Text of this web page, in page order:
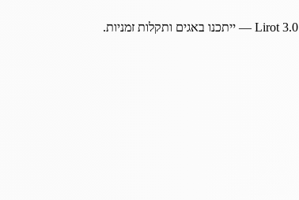
Lirot 3.0 — ייתכנו באגים ותקלות זמניות.